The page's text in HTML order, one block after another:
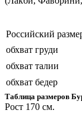
Российский
обхват груди
обхват талии
обхват бедер
Таблица размеров
Рост 170 см.